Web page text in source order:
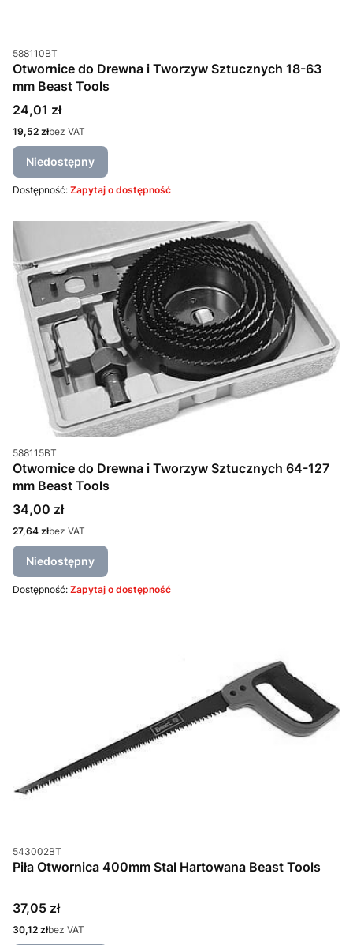
Kod produktu
588110BT
Otwornice do Drewna i Tworzyw Sztucznych 18-63
mm Beast Tools
Cena
24,01 zł
Cena
19,52 złbez VAT
Niedostępny
Dostępność: Zapytaj o dostępność
Kod produktu
588115BT
Otwornice do Drewna i Tworzyw Sztucznych 64-127
mm Beast Tools
Cena
34,00 zł
Cena
27,64 złbez VAT
Niedostępny
Dostępność: Zapytaj o dostępność
Kod produktu
543002BT
Piła Otwornica 400mm Stal Hartowana Beast Tools
Cena
37,05 zł
Cena
30,12 złbez VAT